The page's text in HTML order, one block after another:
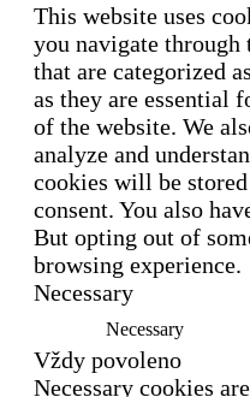
This website uses
you navigate through
that are categorized
as they are essential
of the website. We
analyze and
cookies will be
consent. You also
But opting out of
browsing experience.
Necessary
Necessary
Vždy povoleno
Necessary cookies